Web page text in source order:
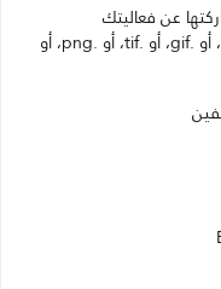
عن فعاليتك
أنواع الملفات المقبولة: .pdf، أو .jpg، أو .txt، أو .gif، أو .tif، أو .png، أو